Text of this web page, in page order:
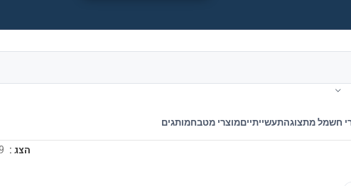
חשמל מתצוגהתעשייתייםמוצרי מטבחמותגים
הצג